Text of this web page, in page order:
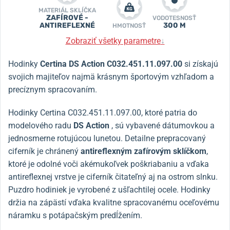
MATERIÁL SKLÍČKA
ZAFÍROVÉ -
ANTIREFLEXNÉ
HMOTNOSŤ
VODOTESNOSŤ
300 M
Zobraziť všetky parametre↓
Hodinky Certina DS Action C032.451.11.097.00 si získajú
svojich majiteľov najmä krásnym športovým vzhľadom a
precíznym spracovaním.
Hodinky Certina C032.451.11.097.00, ktoré patria do
modelového radu DS Action , sú vybavené dátumovkou a
jednosmerne rotujúcou lunetou. Detailne prepracovaný
ciferník je chránený antireflexným zafírovým sklíčkom,
ktoré je odolné voči akémukoľvek poškriabaniu a vďaka
antireflexnej vrstve je ciferník čitateľný aj na ostrom slnku.
Puzdro hodiniek je vyrobené z ušľachtilej ocele. Hodinky
držia na zápästí vďaka kvalitne spracovanému oceľovému
náramku s potápačským predĺžením.